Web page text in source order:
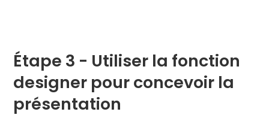
Étape 3 - Utiliser la fonction
designer pour concevoir la
présentation